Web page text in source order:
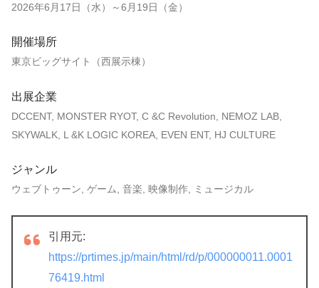
2026年6月17日（水）～6月19日（金）
開催場所
東京ビッグサイト（西展示棟）
出展企業
DCCENT, MONSTER RYOT, C &C Revolution, NEMOZ LAB,
SKYWALK, L &K LOGIC KOREA, EVEN ENT, HJ CULTURE
ジャンル
ウェブトゥーン, ゲーム, 音楽, 映像制作, ミュージカル
引用元:
https://prtimes.jp/main/html/rd/p/000000011.0001
76419.html